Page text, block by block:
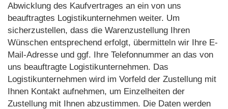
Abwicklung des Kaufvertrages an ein von uns
beauftragtes Logistikunternehmen weiter. Um
sicherzustellen, dass die Warenzustellung Ihren
Wünschen entsprechend erfolgt, übermitteln wir Ihre E-
Mail-Adresse und ggf. Ihre Telefonnummer an das von
uns beauftragte Logistikunternehmen. Das
Logistikunternehmen wird im Vorfeld der Zustellung mit
Ihnen Kontakt aufnehmen, um Einzelheiten der
Zustellung mit Ihnen abzustimmen. Die Daten werden